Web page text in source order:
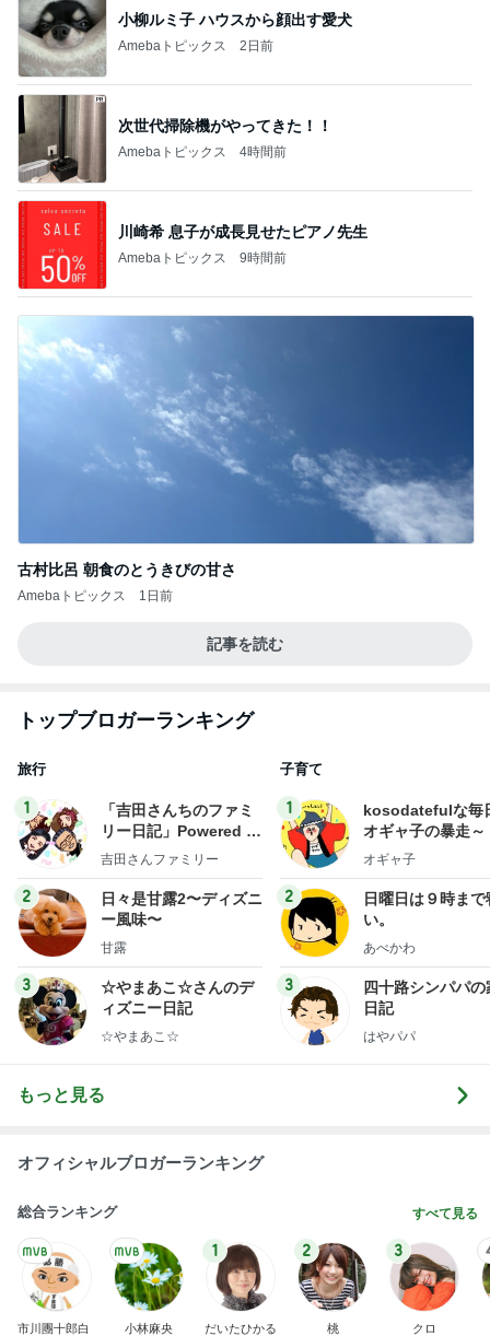
小柳ルミ子 ハウスから顔出す愛犬
Amebaトピックス 2日前
次世代掃除機がやってきた！！
Amebaトピックス 4時間前
川崎希 息子が成長見せたピアノ先生
Amebaトピックス 9時間前
古村比呂 朝食のとうきびの甘さ
Amebaトピックス 1日前
記事を読む
トップブロガーランキング
旅行
1
「吉田さんちのファミ
リー日記」Powered b
y Ameba 吉田さんファ
ログ
吉田さんファミリー
2
日々是甘露2〜ディズニ
ー風味〜
甘露
3
☆やまあこ☆さんのデ
ィズニー日記
☆やまあこ☆
子育て
1
kosodatefulな毎
オギャ子の暴走～
オギャ子
2
日曜日は９時まで
い。
あべかわ
3
四十路シンパパの
日記
はやパパ
もっと見る
オフィシャルブロガーランキング
総合ランキング すべて見る
市川團十郎白
小林麻央
1
だいたひかる
2
桃
3
クロ